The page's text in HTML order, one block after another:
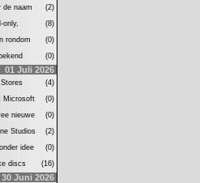
de naam
(2)
only,
(8)
rondom
(0)
(0)
01 Juli 2026
(4)
Microsoft
(0)
nieuwe
(0)
Studios
(2)
idee
(0)
discs
(16)
30 Juni 2026